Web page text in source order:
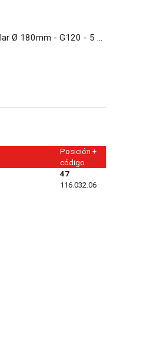
Papel de lija pulidora angular Ø 180mm - G120 - 5 pzs
Posición +
código
47
116.032.06